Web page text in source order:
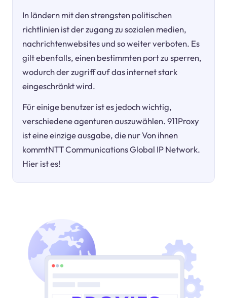
In ländern mit den strengsten politischen
richtlinien ist der zugang zu sozialen medien,
nachrichtenwebsites und so weiter verboten. Es
gilt ebenfalls, einen bestimmten port zu sperren,
wodurch der zugriff auf das internet stark
eingeschränkt wird.
Für einige benutzer ist es jedoch wichtig,
verschiedene agenturen auszuwählen. 911Proxy
ist eine einzige ausgabe, die nur Von ihnen
kommtNTT Communications Global IP Network.
Hier ist es!